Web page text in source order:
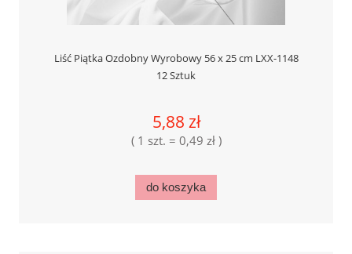
Liść Piątka Ozdobny Wyrobowy 56 x 25 cm LXX-1148
12 Sztuk
5,88 zł
( 1 szt. = 0,49 zł )
do koszyka